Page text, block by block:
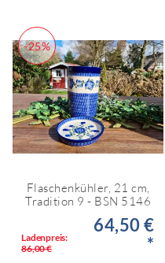
-25%
Flaschenkühler, 21 cm,
Tradition 9 - BSN 5146
Ladenpreis:
86,00 €
64,50 €
*